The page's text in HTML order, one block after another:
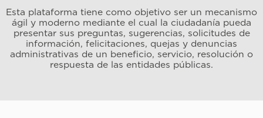
Esta plataforma tiene como objetivo ser un mecanismo
ágil y moderno mediante el cual la ciudadanía pueda
presentar sus preguntas, sugerencias, solicitudes de
información, felicitaciones, quejas y denuncias
administrativas de un beneficio, servicio, resolución o
respuesta de las entidades públicas.